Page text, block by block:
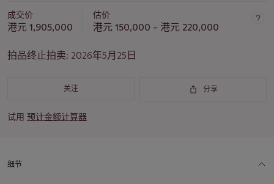
拍
品
要
成交价
港元 1,905,000
估价
港元 150,000 – 港元 220,000
拍品终止拍卖: 2026年5月25日
关注 分享
试用 预计金额计算器
细节